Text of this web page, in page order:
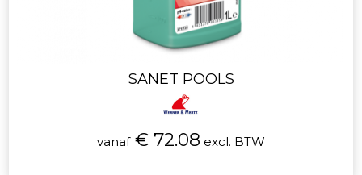
SANET POOLS
vanaf€ 72.08 excl. BTW